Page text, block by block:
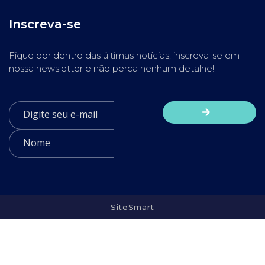
Inscreva-se
Fique por dentro das últimas notícias, inscreva-se em
nossa newsletter e não perca nenhum detalhe!
SiteSmart